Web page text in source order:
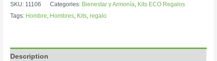
SKU: 11106 Categories: Bienestar y Armonía Kits ECO Regalos
Tags: Hombre Hombres Kits ,regalo
Description